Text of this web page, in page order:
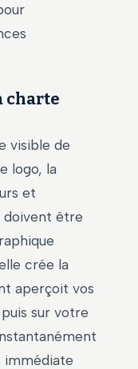
charte
visible de
logo, la
et
doivent être
crée la
aperçoit vos
sur votre
immédiate